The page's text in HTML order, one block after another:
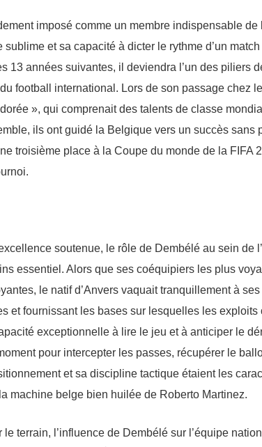
imposé comme un membre indispensable de
et sa capacité à dicter le rythme d’un
13 années suivantes, il deviendra l’un des piliers
football international. Lors de son passage chez
», qui comprenait des talents de classe
ils ont guidé la Belgique vers un succès sans
troisième place à la Coupe du monde de la FIFA
soutenue, le rôle de Dembélé au sein de
essentiel. Alors que ses coéquipiers les plus
le natif d’Anvers vaquait tranquillement à
et fournissant les bases sur lesquelles les exploits
exceptionnelle à lire le jeu et à anticiper le
pour intercepter les passes, récupérer le
et sa discipline tactique étaient les
machine belge bien huilée de Roberto Martinez.
terrain, l’influence de Dembélé sur l’équipe